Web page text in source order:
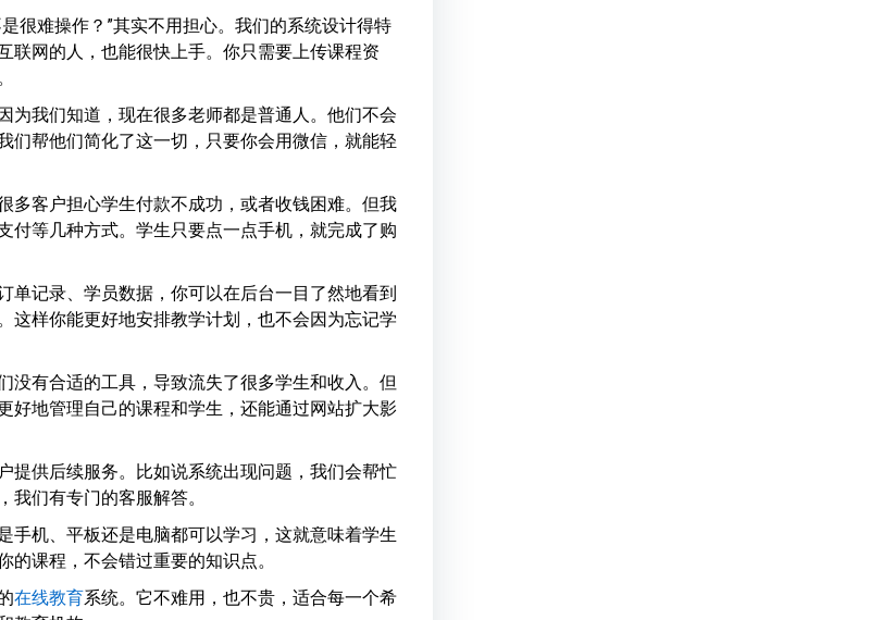
很难操作？”其实不用担心。我们的系统设计得特
联网的人，也能很快上手。你只需要上传课程资
为我们知道，现在很多老师都是普通人。他们不会
们帮他们简化了这一切，只要你会用微信，就能轻
多客户担心学生付款不成功，或者收钱困难。但我
付等几种方式。学生只要点一点手机，就完成了购
单记录、学员数据，你可以在后台一目了然地看到
这样你能更好地安排教学计划，也不会因为忘记学
没有合适的工具，导致流失了很多学生和收入。但
好地管理自己的课程和学生，还能通过网站扩大影
提供后续服务。比如说系统出现问题，我们会帮忙
我们有专门的客服解答。
手机、平板还是电脑都可以学习，这就意味着学生
课程，不会错过重要的知识点。
在线教育系统。它不难用，也不贵，适合每一个希